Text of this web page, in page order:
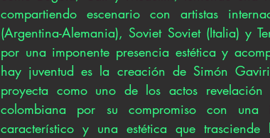
compartiendo escenario con artistas
(Argentina-Alemania), Soviet Soviet (Italia) y
por una imponente presencia estética y
hay juventud es la creación de Simón
proyecta como uno de los actos revelación
colombiana por su compromiso con
característico y una estética que